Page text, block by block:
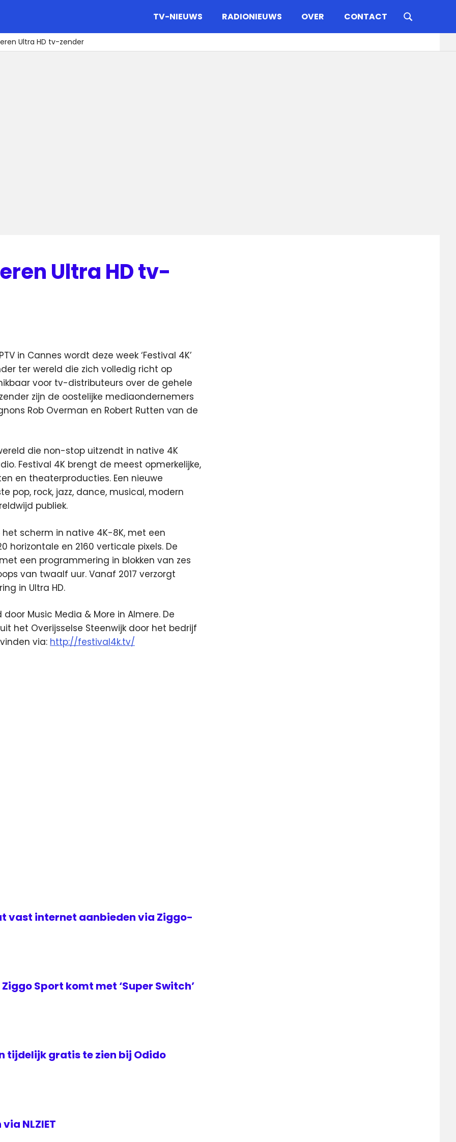
TV-NIEUWS RADIONIEUWS OVER CONTACT
Ultra HD tv-zender
Ultra HD tv-
in Cannes wordt deze week ‘Festival 4K’
ter wereld die zich volledig richt op
voor tv-distributeurs over de gehele
zijn de oostelijke mediaondernemers
Rob Overman en Robert Rutten van de
die non-stop uitzendt in native 4K
Festival 4K brengt de meest opmerkelijke,
en theaterproducties. Een nieuwe
pop, rock, jazz, dance, musical, modern
publiek.
scherm in native 4K-8K, met een
en 2160 verticale pixels. De
een programmering in blokken van zes
van twaalf uur. Vanaf 2017 verzorgt
in Ultra HD.
Music Media & More in Almere. De
het Overijsselse Steenwijk door het bedrijf
via: http://festival4k.tv/
vast internet aanbieden via Ziggo-
Sport komt met ‘Super Switch’
tijdelijk gratis te zien bij Odido
NLZIET